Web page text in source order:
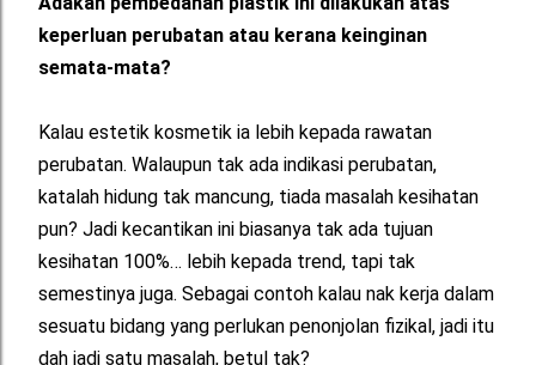
keperluan perubatan atau kerana keinginan
semata-mata?
Kalau estetik kosmetik ia lebih kepada rawatan
perubatan. Walaupun tak ada indikasi perubatan,
katalah hidung tak mancung, tiada masalah kesihatan
pun? Jadi kecantikan ini biasanya tak ada tujuan
kesihatan 100%… lebih kepada trend, tapi tak
semestinya juga. Sebagai contoh kalau nak kerja dalam
sesuatu bidang yang perlukan penonjolan fizikal, jadi itu
dah jadi satu masalah, betul tak?